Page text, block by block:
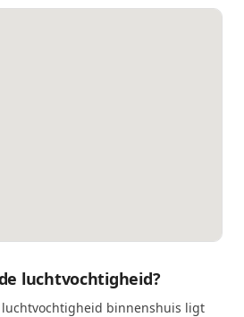
luchtvochtigheid?
luchtvochtigheid binnenshuis ligt